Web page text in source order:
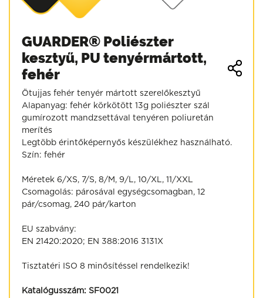
GUARDER® Poliészter
kesztyű, PU tenyérmártott,
fehér
Ötujjas fehér tenyér mártott szerelőkesztyű
Alapanyag: fehér körkötött 13g poliészter szál
gumírozott mandzsettával tenyéren poliuretán
merítés
Legtöbb érintőképernyős készülékhez használható.
Szín: fehér
Méretek 6/XS, 7/S, 8/M, 9/L, 10/XL, 11/XXL
Csomagolás: párosával egységcsomagban, 12
pár/csomag, 240 pár/karton
EU szabvány:
EN 21420:2020; EN 388:2016 3131X
Tisztatéri ISO 8 minősítéssel rendelkezik!
Katalógusszám: SF0021